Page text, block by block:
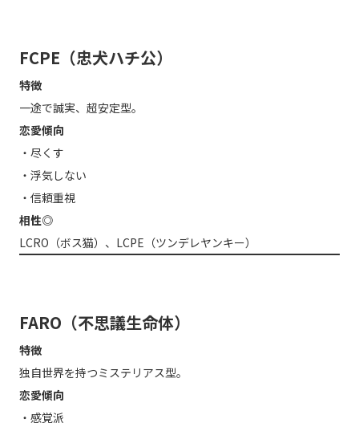
FCPE（忠犬ハチ公）
特徴
一途で誠実、超安定型。
恋愛傾向
・尽くす
・浮気しない
・信頼重視
相性◎
LCRO（ボス猫）、LCPE（ツンデレヤンキー）
FARO（不思議生命体）
特徴
独自世界を持つミステリアス型。
恋愛傾向
・感覚派